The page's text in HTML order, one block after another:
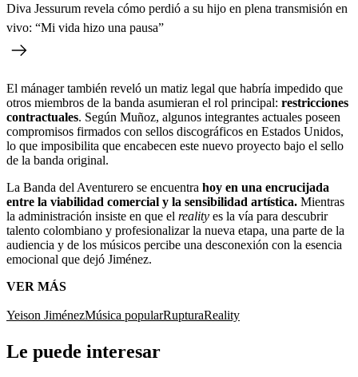
Diva Jessurum revela cómo perdió a su hijo en plena transmisión en
vivo: “Mi vida hizo una pausa”
El mánager también reveló un matiz legal que habría impedido que
otros miembros de la banda asumieran el rol principal: restricciones
contractuales. Según Muñoz, algunos integrantes actuales poseen
compromisos firmados con sellos discográficos en Estados Unidos,
lo que imposibilita que encabecen este nuevo proyecto bajo el sello
de la banda original.
La Banda del Aventurero se encuentra hoy en una encrucijada
entre la viabilidad comercial y la sensibilidad artística. Mientras
la administración insiste en que el reality es la vía para descubrir
talento colombiano y profesionalizar la nueva etapa, una parte de la
audiencia y de los músicos percibe una desconexión con la esencia
emocional que dejó Jiménez.
VER MÁS
Yeison JiménezMúsica popularRupturaReality
Le puede interesar